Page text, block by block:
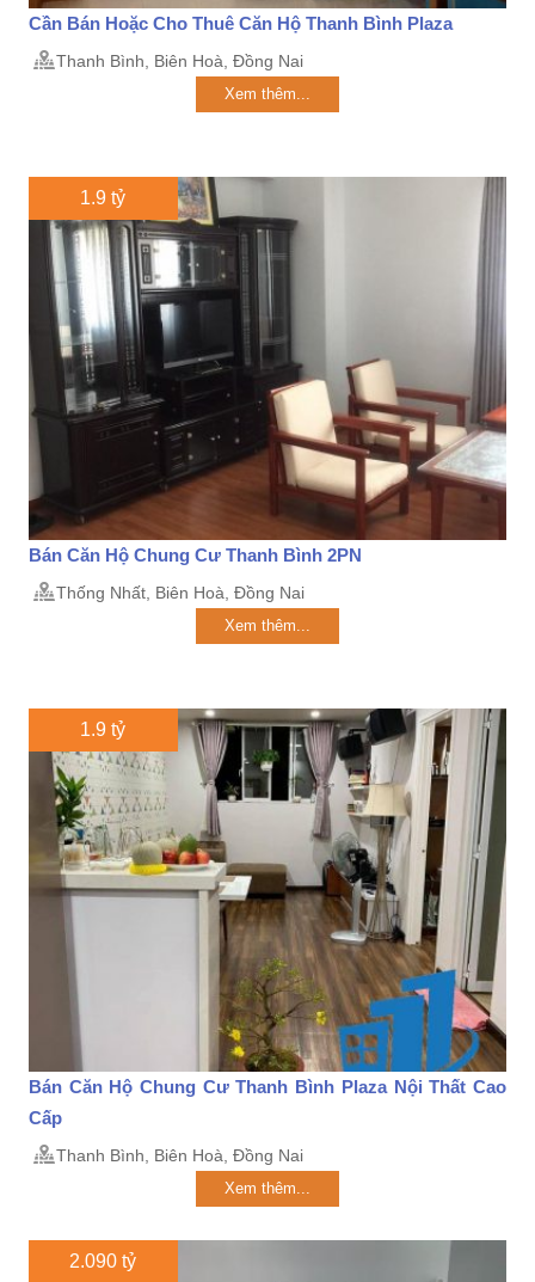
Cần Bán Hoặc Cho Thuê Căn Hộ Thanh Bình Plaza
Thanh Bình, Biên Hoà, Đồng Nai
Xem thêm...
1.9 tỷ
Bán Căn Hộ Chung Cư Thanh Bình 2PN
Thống Nhất, Biên Hoà, Đồng Nai
Xem thêm...
1.9 tỷ
Bán Căn Hộ Chung Cư Thanh Bình Plaza Nội Thất Cao
Cấp
Thanh Bình, Biên Hoà, Đồng Nai
Xem thêm...
2.090 tỷ